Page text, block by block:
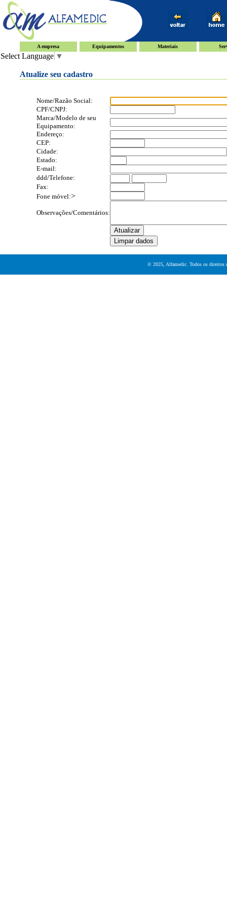
A empresa Equipamentos Materiais
Select Language ▼
Atualize seu cadastro
Nome/Razão Social:
CPF/CNPJ:
Marca/Modelo de seu
Equipamento:
Endereço:
CEP:
Cidade:
Estado:
E-mail:
ddd/Telefone:
Fax:
Fone móvel:>
Observações/Comentários:
© 2025, Alfamedic. Todos os direitos